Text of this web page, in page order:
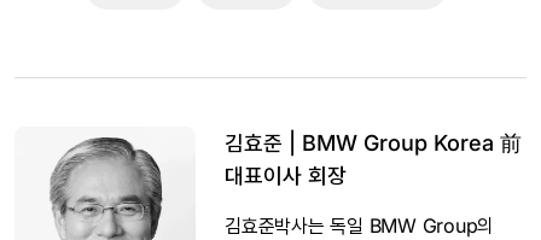
김효준 | BMW Group Korea 前
대표이사 회장
김효준박사는 독일 BMW Group의